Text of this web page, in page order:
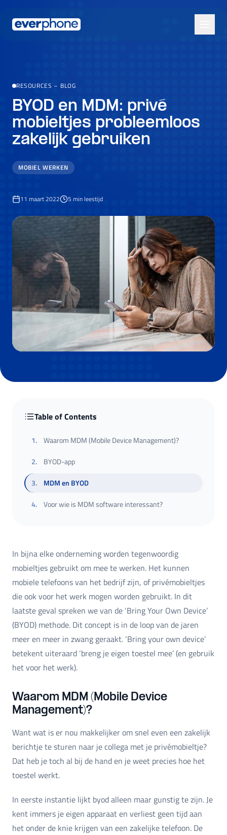
RESOURCES – BLOG
BYOD en MDM: privé
mobieltjes probleemloos
zakelijk gebruiken
MOBIEL WERKEN
11 maart 2022 5 min leestijd
Table of Contents
1.
Waarom MDM (Mobile Device Management)?
2.
BYOD-app
3.
MDM en BYOD
4. Voor wie is MDM software interessant?
In bijna elke onderneming worden tegenwoordig
mobieltjes gebruikt om mee te werken. Het kunnen
mobiele telefoons van het bedrijf zijn, of privémobieltjes
die ook voor het werk mogen worden gebruikt. In dit
laatste geval spreken we van de ‘Bring Your Own Device’
(BYOD) methode. Dit concept is in de loop van de jaren
meer en meer in zwang geraakt. ‘Bring your own device’
betekent uiteraard ‘breng je eigen toestel mee’ (en gebruik
het voor het werk).
Waarom MDM (Mobile Device
Management)?
Want wat is er nou makkelijker om snel even een zakelijk
berichtje te sturen naar je collega met je privémobieltje?
Dat heb je toch al bij de hand en je weet precies hoe het
toestel werkt.
In eerste instantie lijkt byod alleen maar gunstig te zijn. Je
kent immers je eigen apparaat en verliest geen tijd aan
het onder de knie krijgen van een zakelijke telefoon. De